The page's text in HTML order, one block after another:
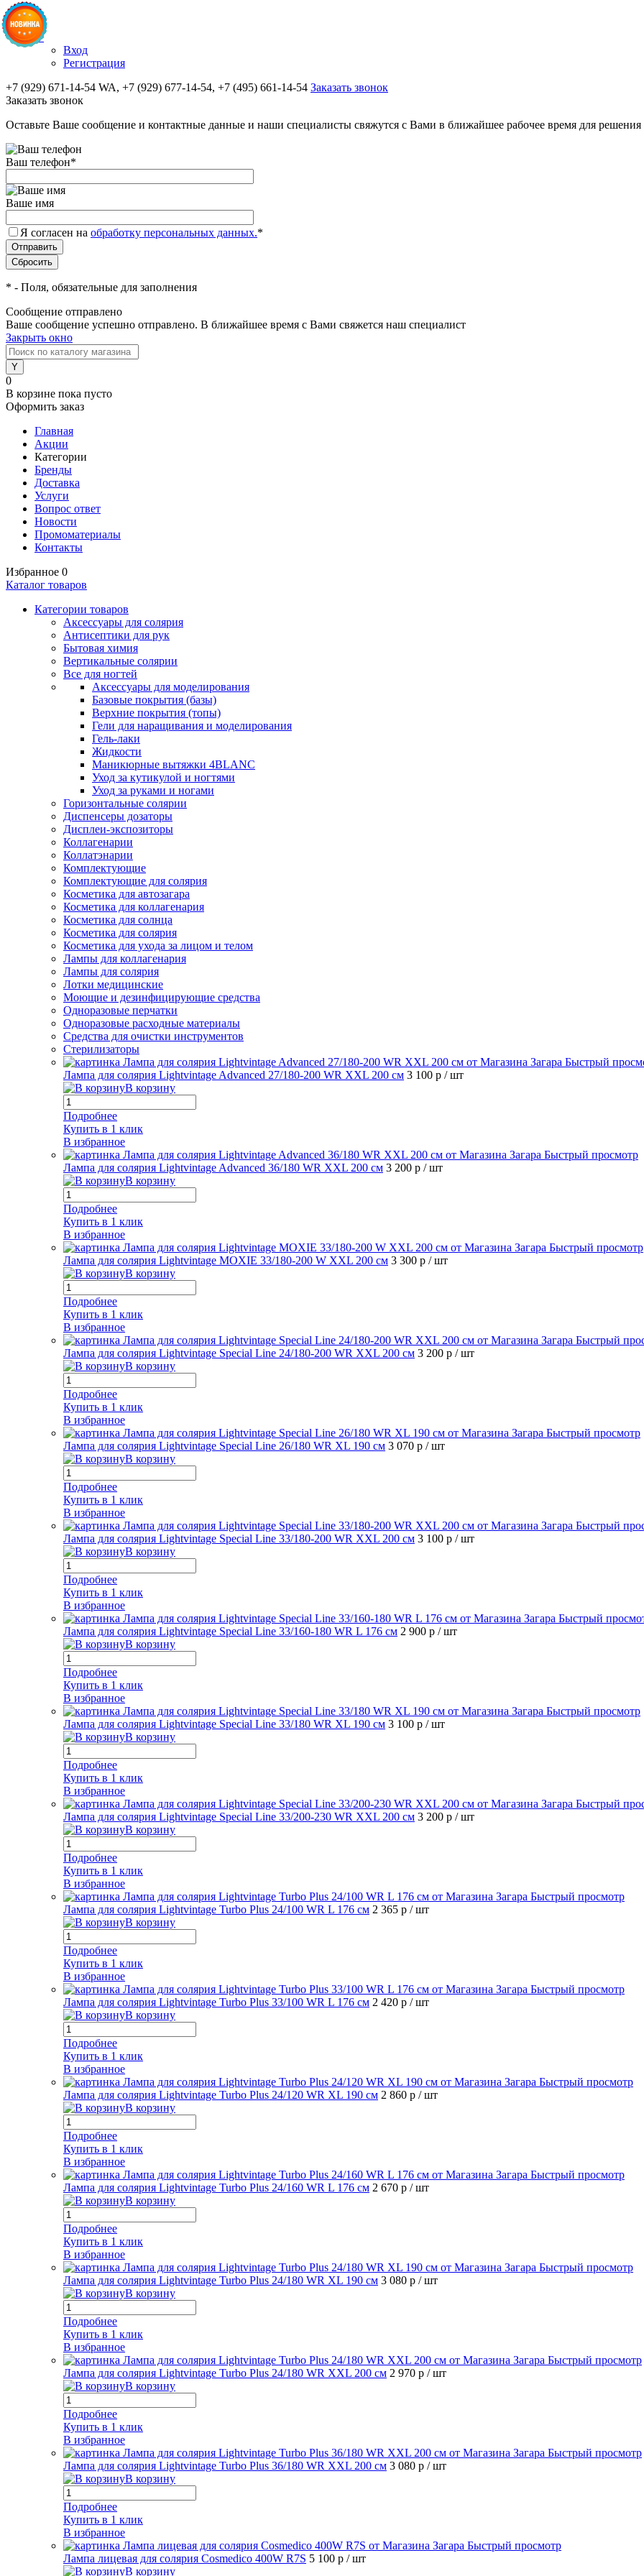
✚
Вход
Регистрация
+7 (929) 671-14-54 WA, +7 (929) 677-14-54, +7 (495) 661-14-54 Заказать звонок
Заказать звонок
Оставьте Ваше сообщение и контактные данные и наши специалисты свяжутся с Вами в ближайшее рабочее время для
Ваш телефон*
Ваше имя
Я согласен на обработку персональных данных.*
* - Поля, обязательные для заполнения
Сообщение отправлено
Ваше сообщение успешно отправлено. В ближайшее время с Вами свяжется наш специалист
Закрыть окно
0
В корзине пока пусто
Оформить заказ
Главная
Акции
Категории
Бренды
Доставка
Услуги
Вопрос ответ
Новости
Промоматериалы
Контакты
Избранное 0
Каталог товаров
Категории товаров
Аксессуары для солярия
Антисептики для рук
Бытовая химия
Вертикальные солярии
Все для ногтей
Аксессуары для моделирования
Базовые покрытия (базы)
Верхние покрытия (топы)
Гели для наращивания и моделирования
Гель-лаки
Жидкости
Маникюрные вытяжки 4BLANC
Уход за кутикулой и ногтями
Уход за руками и ногами
Горизонтальные солярии
Диспенсеры дозаторы
Дисплеи-экспозиторы
Коллагенарии
Коллатэнарии
Комплектующие
Комплектующие для солярия
Косметика для автозагара
Косметика для коллагенария
Косметика для солнца
Косметика для солярия
Косметика для ухода за лицом и телом
Лампы для коллагенария
Лампы для солярия
Лотки медицинские
Моющие и дезинфицирующие средства
Одноразовые перчатки
Одноразовые расходные материалы
Средства для очистки инструментов
Стерилизаторы
Быстрый
Лампа для солярия Lightvintage Advanced 27/180-200 WR XXL 200 см 3 100 р / шт
В корзину
Подробнее
Купить в 1 клик
В избранное
Быстрый просмотр
Лампа для солярия Lightvintage Advanced 36/180 WR XXL 200 см 3 200 р / шт
В корзину
Подробнее
Купить в 1 клик
В избранное
Быстрый просмотр
Лампа для солярия Lightvintage MOXIE 33/180-200 W XXL 200 см 3 300 р / шт
В корзину
Подробнее
Купить в 1 клик
В избранное
Быстрый
Лампа для солярия Lightvintage Special Line 24/180-200 WR XXL 200 см 3 200 р / шт
В корзину
Подробнее
Купить в 1 клик
В избранное
Быстрый просмотр
Лампа для солярия Lightvintage Special Line 26/180 WR XL 190 см 3 070 р / шт
В корзину
Подробнее
Купить в 1 клик
В избранное
Быстрый
Лампа для солярия Lightvintage Special Line 33/180-200 WR XXL 200 см 3 100 р / шт
В корзину
Подробнее
Купить в 1 клик
В избранное
Быстрый
Лампа для солярия Lightvintage Special Line 33/160-180 WR L 176 см 2 900 р / шт
В корзину
Подробнее
Купить в 1 клик
В избранное
Быстрый просмотр
Лампа для солярия Lightvintage Special Line 33/180 WR XL 190 см 3 100 р / шт
В корзину
Подробнее
Купить в 1 клик
В избранное
Быстрый
Лампа для солярия Lightvintage Special Line 33/200-230 WR XXL 200 см 3 200 р / шт
В корзину
Подробнее
Купить в 1 клик
В избранное
Быстрый просмотр
Лампа для солярия Lightvintage Turbo Plus 24/100 WR L 176 см 2 365 р / шт
В корзину
Подробнее
Купить в 1 клик
В избранное
Быстрый просмотр
Лампа для солярия Lightvintage Turbo Plus 33/100 WR L 176 см 2 420 р / шт
В корзину
Подробнее
Купить в 1 клик
В избранное
Быстрый просмотр
Лампа для солярия Lightvintage Turbo Plus 24/120 WR XL 190 см 2 860 р / шт
В корзину
Подробнее
Купить в 1 клик
В избранное
Быстрый просмотр
Лампа для солярия Lightvintage Turbo Plus 24/160 WR L 176 см 2 670 р / шт
В корзину
Подробнее
Купить в 1 клик
В избранное
Быстрый просмотр
Лампа для солярия Lightvintage Turbo Plus 24/180 WR XL 190 см 3 080 р / шт
В корзину
Подробнее
Купить в 1 клик
В избранное
Быстрый просмотр
Лампа для солярия Lightvintage Turbo Plus 24/180 WR XXL 200 см 2 970 р / шт
В корзину
Подробнее
Купить в 1 клик
В избранное
Быстрый просмотр
Лампа для солярия Lightvintage Turbo Plus 36/180 WR XXL 200 см 3 080 р / шт
В корзину
Подробнее
Купить в 1 клик
В избранное
Быстрый просмотр
Лампа лицевая для солярия Cosmedico 400W R7S 5 100 р / шт
В корзину